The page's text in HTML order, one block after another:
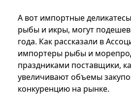
А вот импортные
рыбы и икры, могут
года. Как рассказали в
импортеры рыбы и
праздниками поставщики,
увеличивают объемы
конкуренцию на рынке.